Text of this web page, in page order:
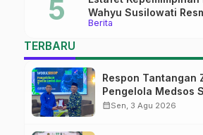
Berita
Wahyu Susilowati
Ma’arif Sapuran
TERBARU
Respon Tantangan
Pengelola Medsos
Pekalongan Ikuti
calendar_monthSen, 3 Agu 2026